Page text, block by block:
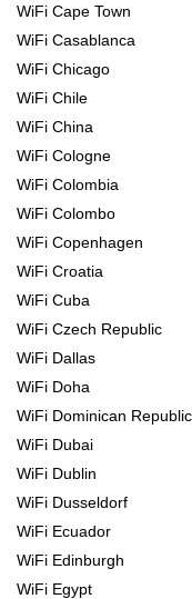
WiFi Cape Town
WiFi Casablanca
WiFi Chicago
WiFi Chile
WiFi China
WiFi Cologne
WiFi Colombia
WiFi Colombo
WiFi Copenhagen
WiFi Croatia
WiFi Cuba
WiFi Czech Republic
WiFi Dallas
WiFi Doha
WiFi Dominican Republic
WiFi Dubai
WiFi Dublin
WiFi Dusseldorf
WiFi Ecuador
WiFi Edinburgh
WiFi Egypt